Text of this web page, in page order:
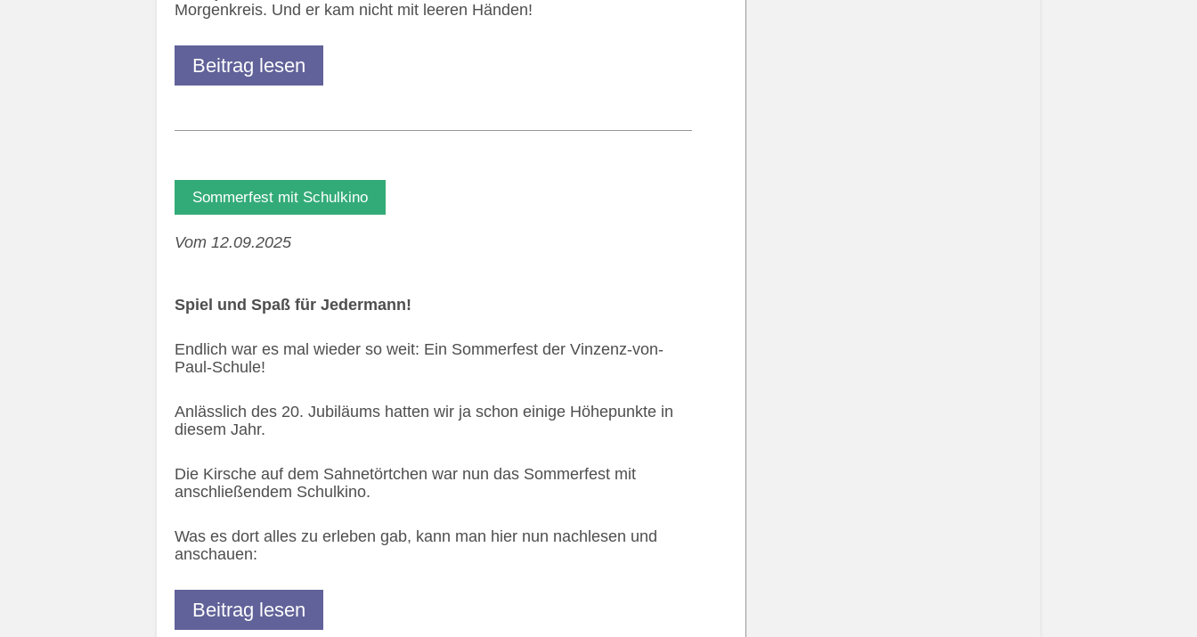
Morgenkreis. Und er kam nicht mit leeren Händen!
Beitrag lesen
Sommerfest mit Schulkino
Vom 12.09.2025
Spiel und Spaß für Jedermann!
Endlich war es mal wieder so weit: Ein Sommerfest der Vinzenz-von-
Paul-Schule!
Anlässlich des 20. Jubiläums hatten wir ja schon einige Höhepunkte in
diesem Jahr.
Die Kirsche auf dem Sahnetörtchen war nun das Sommerfest mit
anschließendem Schulkino.
Was es dort alles zu erleben gab, kann man hier nun nachlesen und
anschauen:
Beitrag lesen